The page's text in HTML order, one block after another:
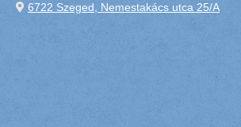
6722 Szeged, Nemestakács utca 25/A